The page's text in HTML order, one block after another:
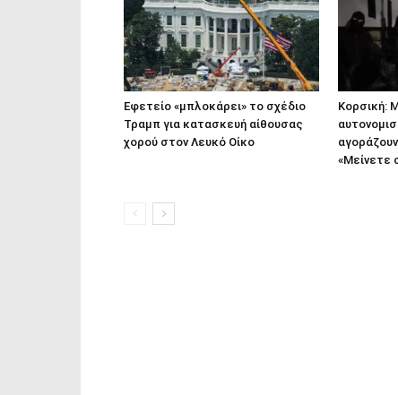
Εφετείο «μπλοκάρει» το σχέδιο
Τραμπ για κατασκευή αίθουσας
χορού στον Λευκό Οίκο
Κορσική:
«Μείνετε